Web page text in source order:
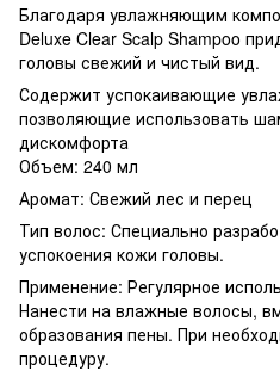
Благодаря увлажняющим
Deluxe Clear Scalp Shampoo
головы свежий и чистый вид.
Содержит успокаивающие
позволяющие использовать
дискомфорта
Объем: 240 мл
Аромат: Свежий лес и перец
Тип волос: Специально
успокоения кожи головы.
Применение: Регулярное
Нанести на влажные волосы,
образования пены. При
процедуру.